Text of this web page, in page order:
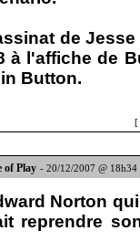
de
à l'affiche de
Button.
[
of Play - 20/12/2007 @ 18h34
Norton
reprendre